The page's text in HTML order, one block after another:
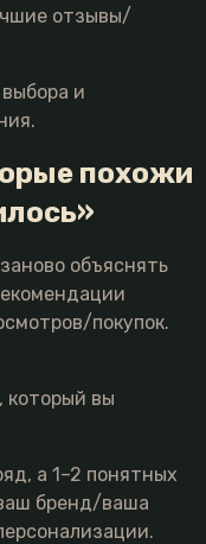
отзывы/
и
похожи
объяснять
покупок.
который вы
а 1–2 понятных
бренд/ваша